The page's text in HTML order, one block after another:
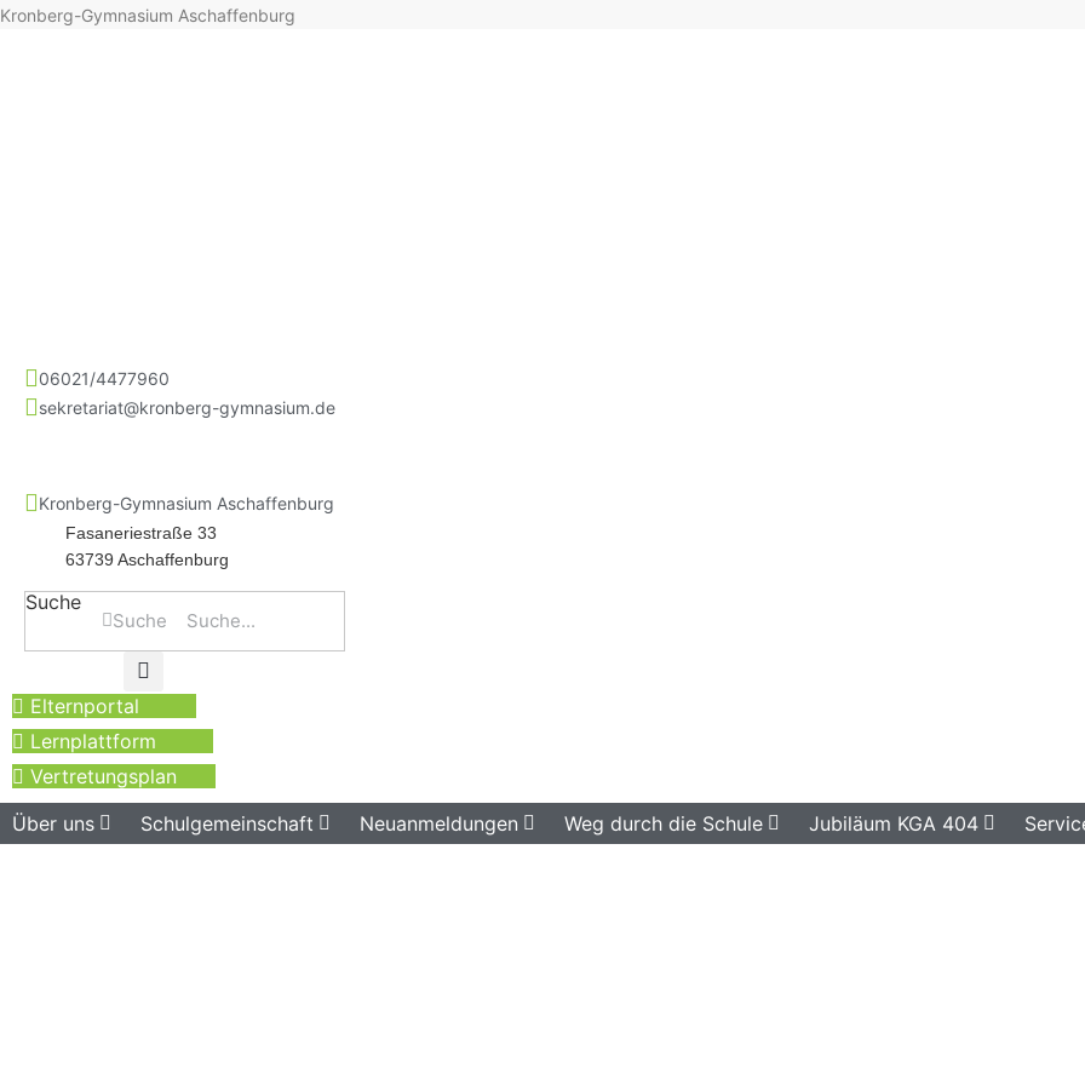
Kronberg-Gymnasium Aschaffenburg
06021/4477960
sekretariat@kronberg-gymnasium.de
Kronberg-Gymnasium Aschaffenburg
Fasaneriestraße 33
63739 Aschaffenburg
Suche
Suche
Elternportal
Lernplattform
Vertretungsplan
Über uns
Schulgemeinschaft Neuanmeldungen Weg durch die Schule Jubiläum KGA 404